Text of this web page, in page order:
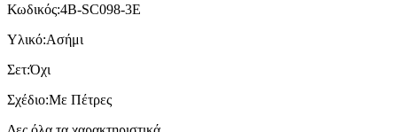
Κωδικός:4B-SC098-3E
Υλικό:Ασήμι
Σετ:Όχι
Σχέδιο:Με Πέτρες